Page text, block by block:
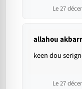
Le 27
allahou akbarr
keen dou
Le 27